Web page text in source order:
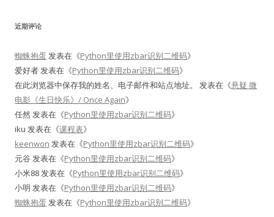
近期评论
蜘蛛抱蛋 发表在《Python里使用zbar识别二维码》
爱好者发表在《Python里使用zbar识别二维码》
在此浏览器中保存我的姓名、电子邮件和站点地址。
发表在《悬疑 微
电影《生日快乐》/ Once Again》
任然 发表在《Python里使用zbar识别二维码》
iku 发表在《课程表》
keenwon 发表在《Python里使用zbar识别二维码》
元谷发表在《Python里使用zbar识别二维码》
小米88发表在《Python里使用zbar识别二维码》
小明 发表在《Python里使用zbar识别二维码》
蜘蛛抱蛋 发表在《Python里使用zbar识别二维码》